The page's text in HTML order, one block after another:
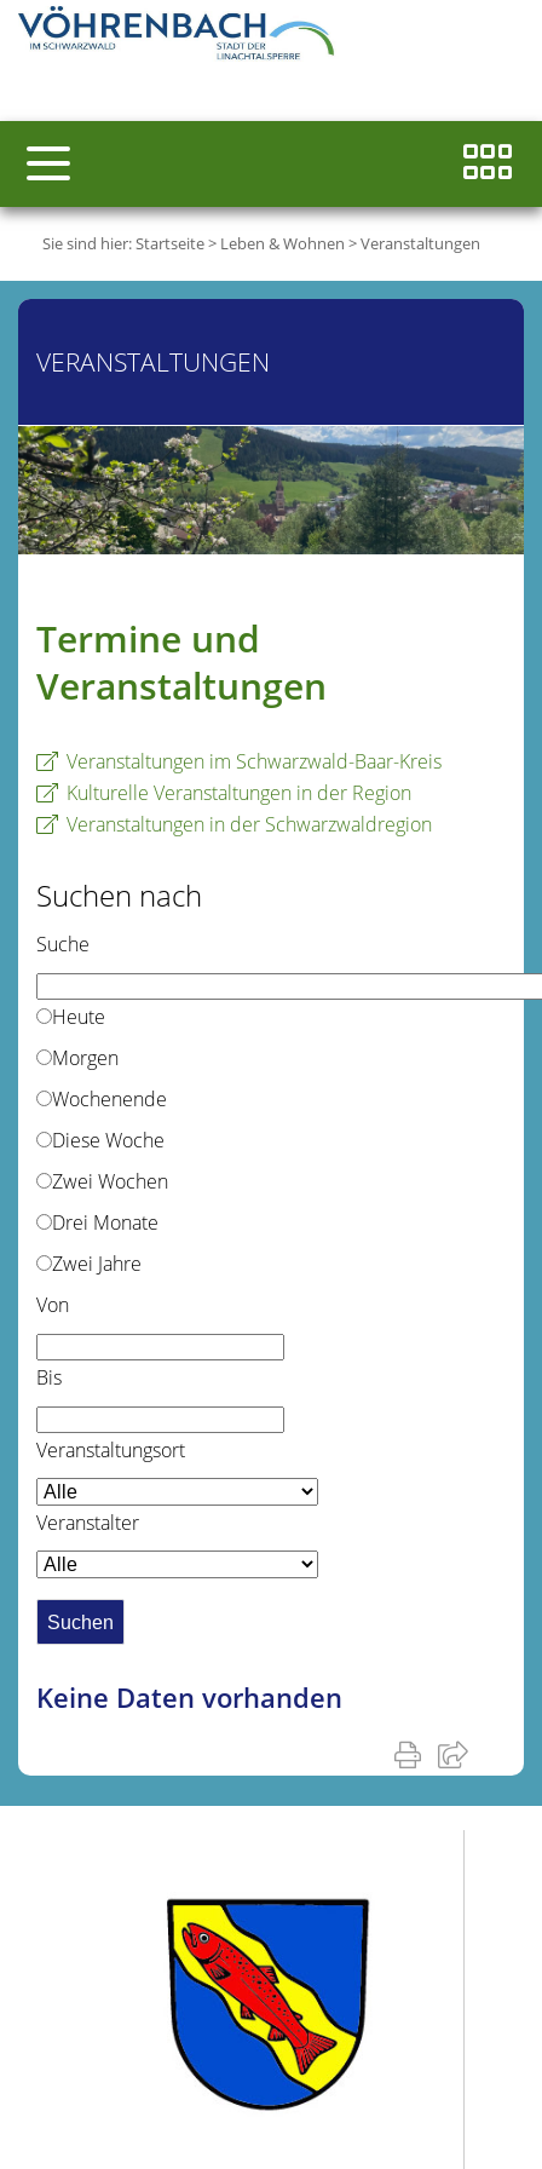
Sie sind hier:Startseite> Leben & Wohnen >Veranstaltungen
VERANSTALTUNGEN
Termine und
Veranstaltungen
Veranstaltungen im Schwarzwald-Baar-Kreis
Kulturelle Veranstaltungen in der Region
Veranstaltungen in der Schwarzwaldregion
Suchen nach
Suche
Heute
Morgen
Wochenende
Diese Woche
Zwei Wochen
Drei Monate
Zwei Jahre
Von
Bis
Veranstaltungsort
Veranstalter
Keine Daten vorhanden